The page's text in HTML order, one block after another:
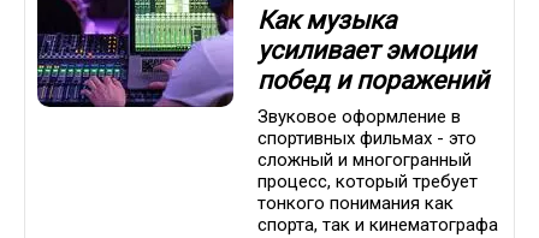
Как музыка
усиливает эмоции
побед и поражений
Звуковое оформление в
спортивных фильмах - это
сложный и многогранный
процесс, который требует
тонкого понимания как
спорта, так и кинематографа